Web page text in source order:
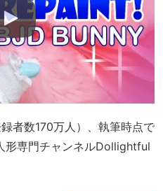
者数170万人）、執筆時点で
形専門チャンネルDollightful